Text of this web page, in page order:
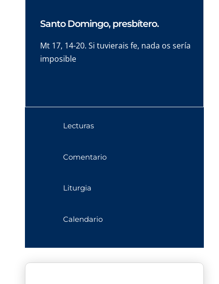
Santo Domingo, presbítero.
Mt 17, 14-20. Si tuvierais fe, nada os sería
imposible
Lecturas
Comentario
Liturgia
Calendario